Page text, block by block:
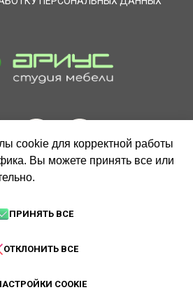
ЗВОНОК
cookie для корректной работы
Вы можете принять все или
ПРИНЯТЬ ВСЕ
ОТКЛОНИТЬ ВСЕ
COOKIE